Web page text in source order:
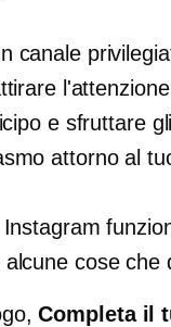
canale
e sfruttare
attorno al
cose che
Completa il